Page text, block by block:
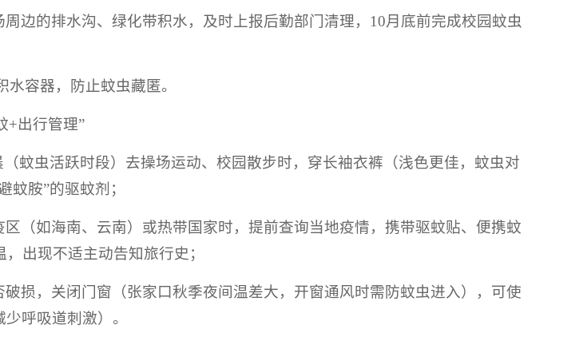
边的排水沟、绿化带积水，及时上报后勤部门清理，10月底前完成校园蚊虫
容器，防止蚊虫藏匿。
+出行管理”
蚊虫活跃时段）去操场运动、校园散步时，穿长袖衣裤（浅色更佳，蚊虫对
蚊胺”的驱蚊剂；
（如海南、云南）或热带国家时，提前查询当地疫情，携带驱蚊贴、便携蚊
出现不适主动告知旅行史；
损，关闭门窗（张家口秋季夜间温差大，开窗通风时需防蚊虫进入），可使
呼吸道刺激）。